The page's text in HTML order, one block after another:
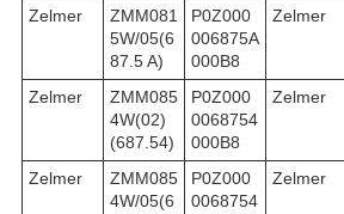
Zelmer
ZMM081
5W/05(6
87.5 A)
P0Z000
006875A
000B8
Zelmer
Zelmer
ZMM085
4W(02)
(687.54)
P0Z000
0068754
000B8
Zelmer
Zelmer
ZMM085
4W/05(6
P0Z000
0068754
Zelmer